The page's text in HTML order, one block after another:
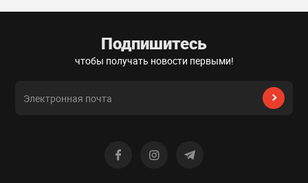
Подпишитесь
чтобы получать новости первыми!